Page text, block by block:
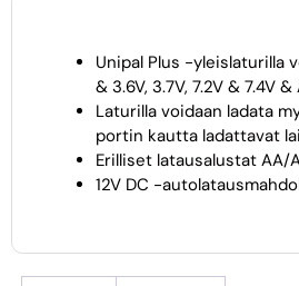
Unipal Plus -yleislaturilla
& 3.6V, 3.7V, 7.2V & 7.4V
Laturilla voidaan ladata
portin kautta ladattavat
Erilliset latausalustat AA/
12V DC -